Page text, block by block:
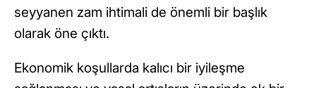
seyyanen zam ihtimali de önemli bir başlık
olarak öne çıktı.
Ekonomik koşullarda kalıcı bir iyileşme